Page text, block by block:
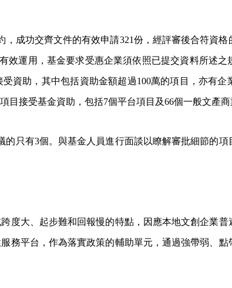
成功交齊文件的有效申請321份，經評審後合符資
效運用，基金要求受惠企業須依照已提交資料所述
資助，其中包括資助金額超過100萬的項目，亦有企
接受基金資助，包括7個平台項目及66個一般文產商
只有3個。與基金人員進行面談以瞭解審批細節的
度大、起步難和回報慢的特點，因應本地文創企業
務平台，作為落實政策的輔助單元，通過強帶弱、